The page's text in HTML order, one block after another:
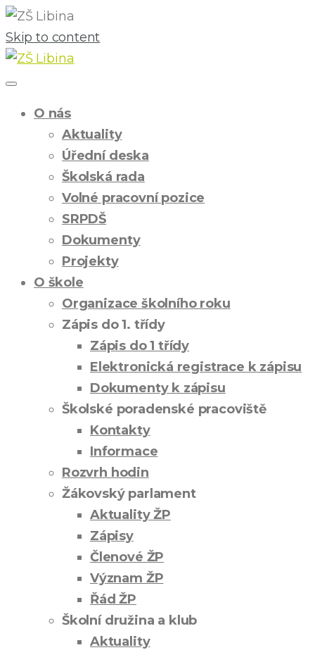
Skip to content
O nás
Aktuality
Úřední deska
Školská rada
Volné pracovní pozice
SRPDŠ
Dokumenty
Projekty
O škole
Organizace školního roku
Zápis do 1. třídy
Zápis do 1 třídy
Elektronická registrace k zápisu
Dokumenty k zápisu
Školské poradenské pracoviště
Kontakty
Informace
Rozvrh hodin
Žákovský parlament
Aktuality ŽP
Zápisy
Členové ŽP
Význam ŽP
Řád ŽP
Školní družina a klub
Aktuality